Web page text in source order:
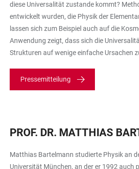
diese Universalität zustande kommt?
entwickelt wurden, die Physik der
lassen sich zum Beispiel auch auf die
Anwendung zeigt, dass sich die
Strukturen auf wenige einfache Ursachen
Pressemitteilung
PROF. DR. MATTHIAS
Matthias Bartelmann studierte Physik an
Universität München, an der er 1992 auch